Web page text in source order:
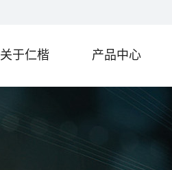
关于仁楷 产品中心